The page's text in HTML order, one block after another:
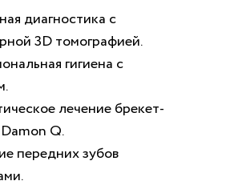
диагностика с
3D томографией.
гигиена с
лечение брекет-
Q.
передних зубов